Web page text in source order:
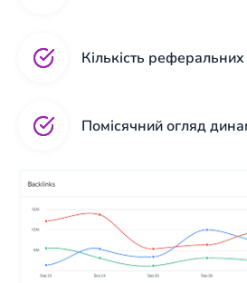
Кількість
Помісячний огляд